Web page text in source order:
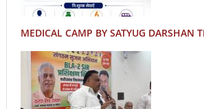
MEDICAL CAMP BY SATYUG DARSHAN